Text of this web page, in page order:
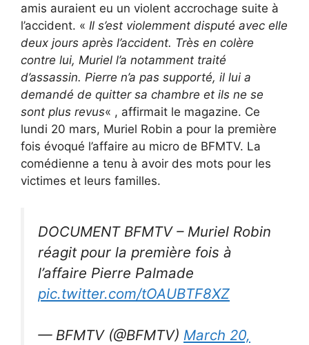
amis auraient eu un violent accrochage suite à
l’accident. « Il s’est violemment disputé avec elle
deux jours après l’accident. Très en colère
contre lui, Muriel l’a notamment traité
d’assassin. Pierre n’a pas supporté, il lui a
demandé de quitter sa chambre et ils ne se
sont plus revus« , affirmait le magazine. Ce
lundi 20 mars, Muriel Robin a pour la première
fois évoqué l’affaire au micro de BFMTV. La
comédienne a tenu à avoir des mots pour les
victimes et leurs familles.
DOCUMENT BFMTV – Muriel Robin
réagit pour la première fois à
l’affaire Pierre Palmade
pic.twitter.com/tOAUBTF8XZ
— BFMTV (@BFMTV) March 20,